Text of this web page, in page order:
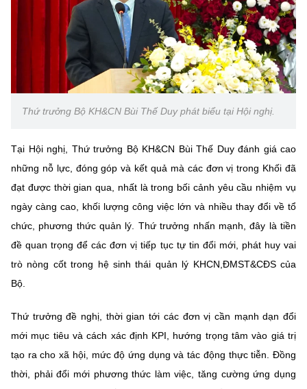
Thứ trưởng Bộ KH&CN Bùi Thế Duy phát biểu tại Hội nghị.
Tại Hội nghị, Thứ trưởng Bộ KH&CN Bùi Thế Duy đánh giá cao
những nỗ lực, đóng góp và kết quả mà các đơn vị trong Khối đã
đạt được thời gian qua, nhất là trong bối cảnh yêu cầu nhiệm vụ
ngày càng cao, khối lượng công việc lớn và nhiều thay đổi về tổ
chức, phương thức quản lý. Thứ trưởng nhấn mạnh, đây là tiền
đề quan trọng để các đơn vị tiếp tục tự tin đổi mới, phát huy vai
trò nòng cốt trong hệ sinh thái quản lý KHCN,ĐMST&CĐS của
Bộ.
Thứ trưởng đề nghị, thời gian tới các đơn vị cần mạnh dạn đổi
mới mục tiêu và cách xác định KPI, hướng trọng tâm vào giá trị
tạo ra cho xã hội, mức độ ứng dụng và tác động thực tiễn. Đồng
thời, phải đổi mới phương thức làm việc, tăng cường ứng dụng